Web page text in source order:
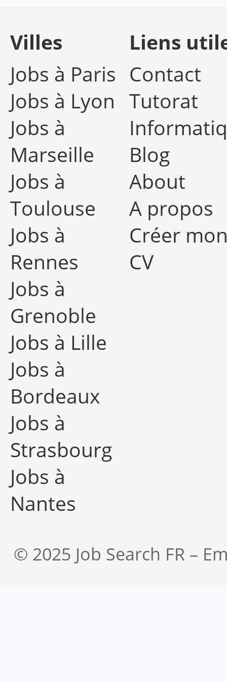
Villes
Jobs à Paris
Jobs à Lyon
Jobs à
Marseille
Jobs à
Toulouse
Jobs à
Rennes
Jobs à
Grenoble
Jobs à Lille
Jobs à
Bordeaux
Jobs à
Strasbourg
Jobs à
Nantes
Liens
Contact
Tutorat
Blog
About
A propos
Créer
CV
© 2025 Job Search FR –